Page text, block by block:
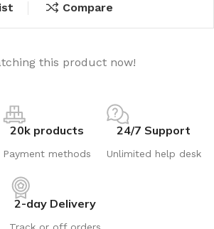
Compare
this product now!
20k products
Payment methods
24/7 Support
Unlimited help desk
2-day Delivery